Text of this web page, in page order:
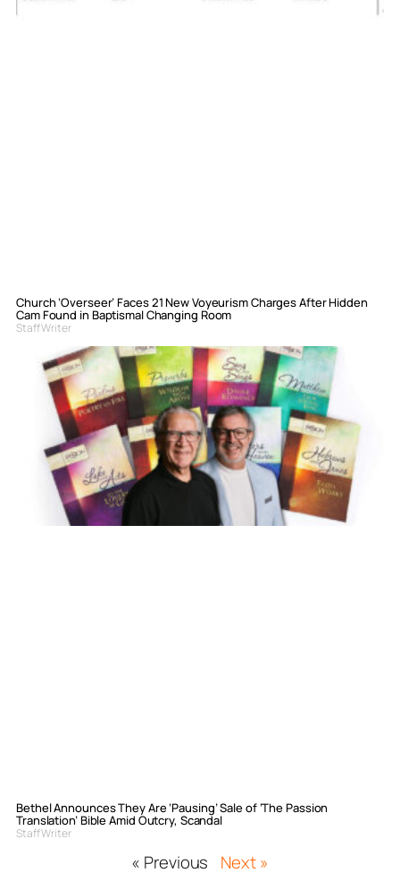
Church ‘Overseer’ Faces 21 New Voyeurism Charges After Hidden
Cam Found in Baptismal Changing Room
Staff Writer
Bethel Announces They Are ‘Pausing’ Sale of ‘The Passion
Translation’ Bible Amid Outcry, Scandal
Staff Writer
« Previous Next »